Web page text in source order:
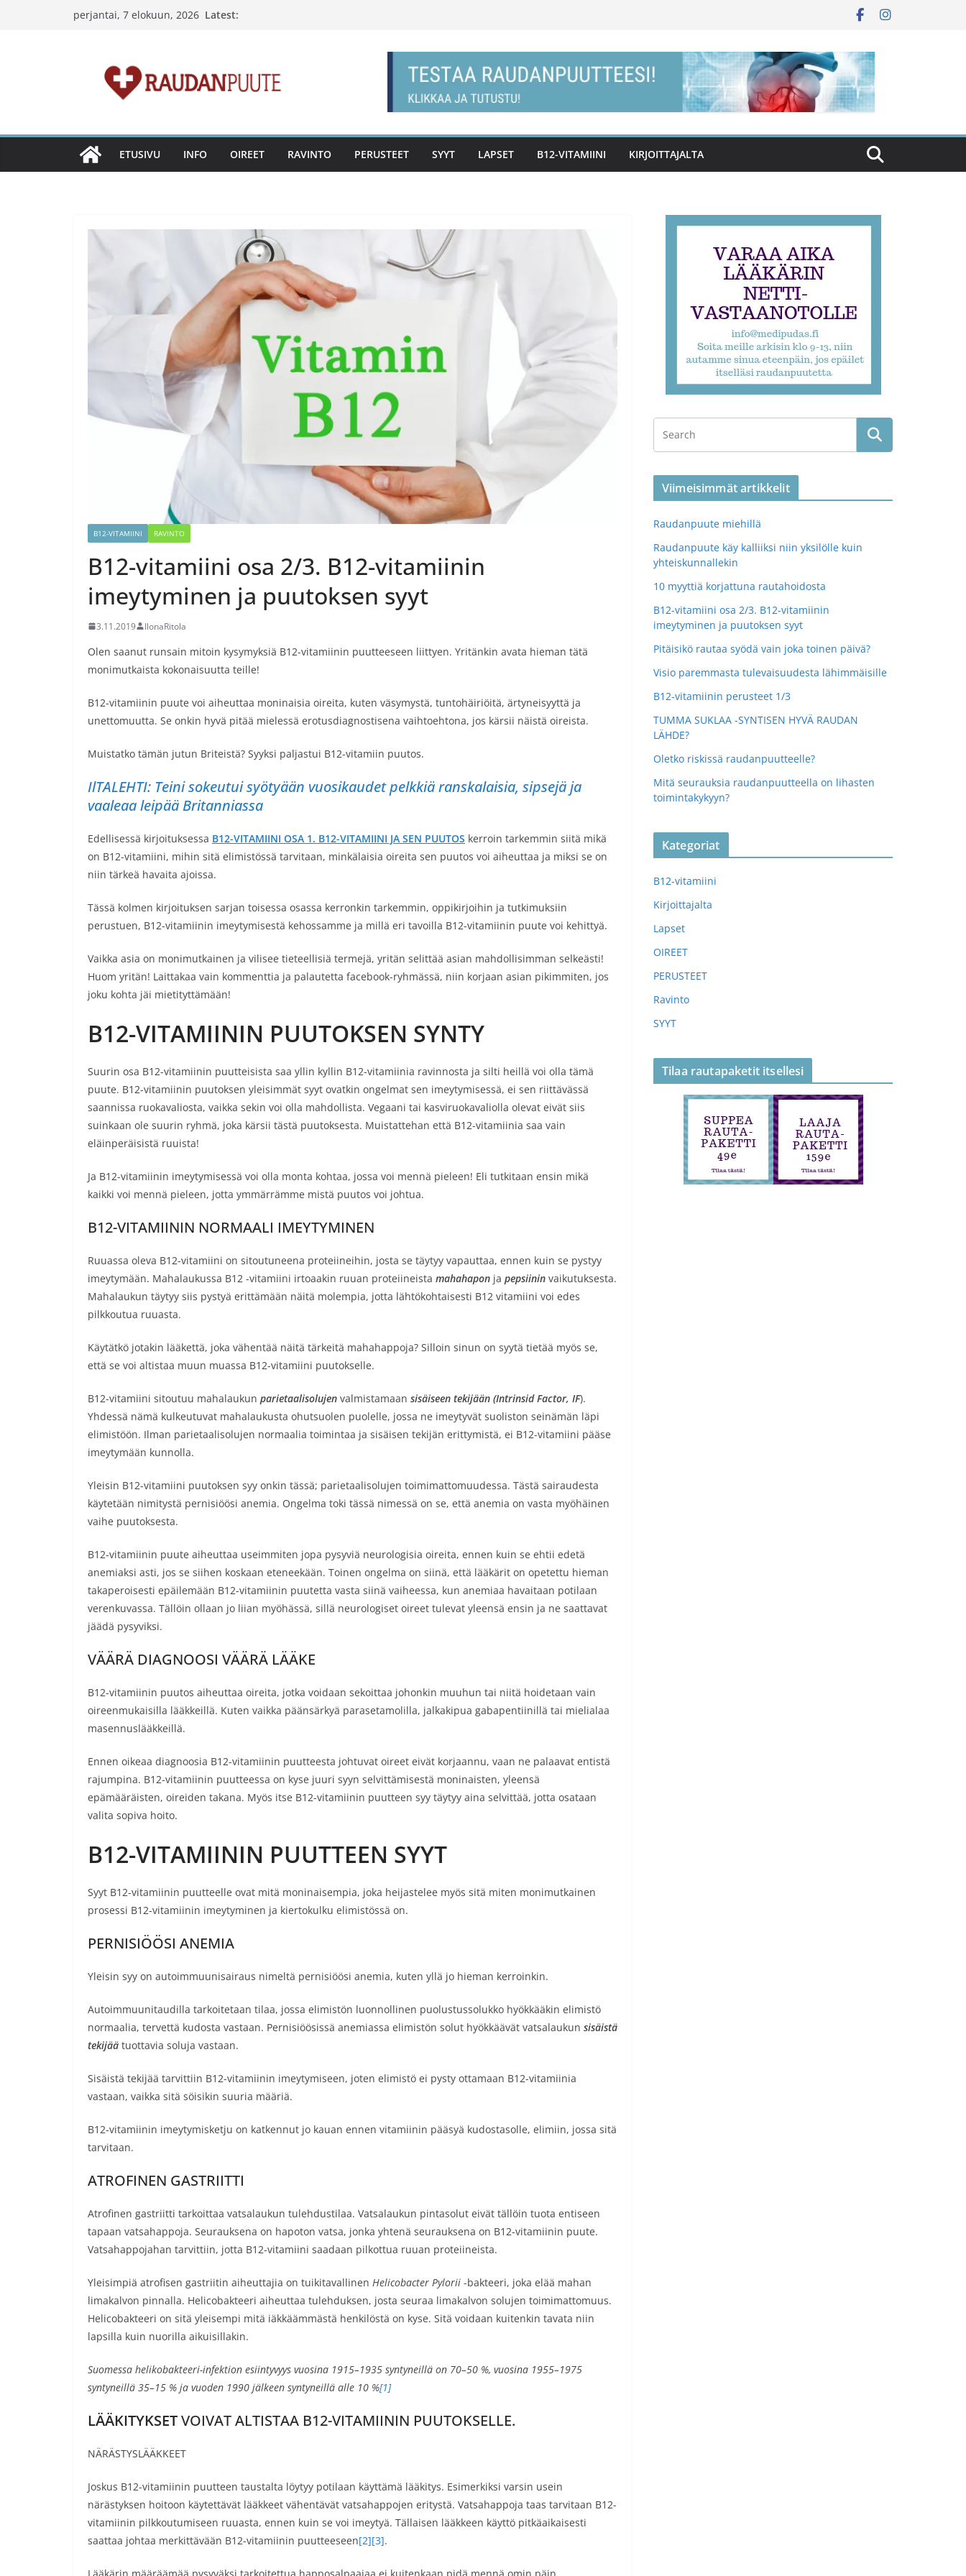
perjantai, 7 elokuun, 2026 Latest:
ETUSIVU INFO OIREET RAVINTO PERUSTEET SYYT LAPSET B12-VITAMIINI KIRJOITTAJALTA
B12-VITAMIINI RAVINTO
B12-vitamiini osa 2/3. B12-vitamiinin
imeytyminen ja puutoksen syyt
3.11.2019 IlonaRitola
Olen saanut runsain mitoin kysymyksiä B12-vitamiinin puutteeseen liittyen. Yritänkin avata hieman tätä
monimutkaista kokonaisuutta teille!
B12-vitamiinin puute voi aiheuttaa moninaisia oireita, kuten väsymystä, tuntohäiriöitä, ärtyneisyyttä ja
unettomuutta. Se onkin hyvä pitää mielessä erotusdiagnostisena vaihtoehtona, jos kärsii näistä oireista.
Muistatko tämän jutun Briteistä? Syyksi paljastui B12-vitamiin puutos.
IlTALEHTI: Teini sokeutui syötyään vuosikaudet pelkkiä ranskalaisia, sipsejä ja
vaaleaa leipää Britanniassa
Edellisessä kirjoituksessa B12-VITAMIINI OSA 1. B12-VITAMIINI JA SEN PUUTOS kerroin tarkemmin siitä mikä
on B12-vitamiini, mihin sitä elimistössä tarvitaan, minkälaisia oireita sen puutos voi aiheuttaa ja miksi se on
niin tärkeä havaita ajoissa.
Tässä kolmen kirjoituksen sarjan toisessa osassa kerronkin tarkemmin, oppikirjoihin ja tutkimuksiin
perustuen, B12-vitamiinin imeytymisestä kehossamme ja millä eri tavoilla B12-vitamiinin puute voi kehittyä.
Vaikka asia on monimutkainen ja vilisee tieteellisiä termejä, yritän selittää asian mahdollisimman selkeästi!
Huom yritän! Laittakaa vain kommenttia ja palautetta facebook-ryhmässä, niin korjaan asian pikimmiten, jos
joku kohta jäi mietityttämään!
B12-VITAMIININ PUUTOKSEN SYNTY
Suurin osa B12-vitamiinin puutteisista saa yllin kyllin B12-vitamiinia ravinnosta ja silti heillä voi olla tämä
puute. B12-vitamiinin puutoksen yleisimmät syyt ovatkin ongelmat sen imeytymisessä, ei sen riittävässä
saannissa ruokavaliosta, vaikka sekin voi olla mahdollista. Vegaani tai kasviruokavaliolla olevat eivät siis
suinkaan ole suurin ryhmä, joka kärsii tästä puutoksesta. Muistattehan että B12-vitamiinia saa vain
eläinperäisistä ruuista!
Ja B12-vitamiinin imeytymisessä voi olla monta kohtaa, jossa voi mennä pieleen! Eli tutkitaan ensin mikä
kaikki voi mennä pieleen, jotta ymmärrämme mistä puutos voi johtua.
B12-VITAMIININ NORMAALI IMEYTYMINEN
Ruuassa oleva B12-vitamiini on sitoutuneena proteiineihin, josta se täytyy vapauttaa, ennen kuin se pystyy
imeytymään. Mahalaukussa B12 -vitamiini irtoaakin ruuan proteiineista mahahapon ja pepsiinin vaikutuksesta.
Mahalaukun täytyy siis pystyä erittämään näitä molempia, jotta lähtökohtaisesti B12 vitamiini voi edes
pilkkoutua ruuasta.
Käytätkö jotakin lääkettä, joka vähentää näitä tärkeitä mahahappoja? Silloin sinun on syytä tietää myös se,
että se voi altistaa muun muassa B12-vitamiini puutokselle.
B12-vitamiini sitoutuu mahalaukun parietaalisolujen valmistamaan sisäiseen tekijään (Intrinsid Factor, IF).
Yhdessä nämä kulkeutuvat mahalaukusta ohutsuolen puolelle, jossa ne imeytyvät suoliston seinämän läpi
elimistöön. Ilman parietaalisolujen normaalia toimintaa ja sisäisen tekijän erittymistä, ei B12-vitamiini pääse
imeytymään kunnolla.
Yleisin B12-vitamiini puutoksen syy onkin tässä; parietaalisolujen toimimattomuudessa. Tästä sairaudesta
käytetään nimitystä pernisiöösi anemia. Ongelma toki tässä nimessä on se, että anemia on vasta myöhäinen
vaihe puutoksesta.
B12-vitamiinin puute aiheuttaa useimmiten jopa pysyviä neurologisia oireita, ennen kuin se ehtii edetä
anemiaksi asti, jos se siihen koskaan eteneekään. Toinen ongelma on siinä, että lääkärit on opetettu hieman
takaperoisesti epäilemään B12-vitamiinin puutetta vasta siinä vaiheessa, kun anemiaa havaitaan potilaan
verenkuvassa. Tällöin ollaan jo liian myöhässä, sillä neurologiset oireet tulevat yleensä ensin ja ne saattavat
jäädä pysyviksi.
VÄÄRÄ DIAGNOOSI VÄÄRÄ LÄÄKE
B12-vitamiinin puutos aiheuttaa oireita, jotka voidaan sekoittaa johonkin muuhun tai niitä hoidetaan vain
oireenmukaisilla lääkkeillä. Kuten vaikka päänsärkyä parasetamolilla, jalkakipua gabapentiinillä tai mielialaa
masennuslääkkeillä.
Ennen oikeaa diagnoosia B12-vitamiinin puutteesta johtuvat oireet eivät korjaannu, vaan ne palaavat entistä
rajumpina. B12-vitamiinin puutteessa on kyse juuri syyn selvittämisestä moninaisten, yleensä
epämääräisten, oireiden takana. Myös itse B12-vitamiinin puutteen syy täytyy aina selvittää, jotta osataan
valita sopiva hoito.
B12-VITAMIININ PUUTTEEN SYYT
Syyt B12-vitamiinin puutteelle ovat mitä moninaisempia, joka heijastelee myös sitä miten monimutkainen
prosessi B12-vitamiinin imeytyminen ja kiertokulku elimistössä on.
PERNISIÖÖSI ANEMIA
Yleisin syy on autoimmuunisairaus nimeltä pernisiöösi anemia, kuten yllä jo hieman kerroinkin.
Autoimmuunitaudilla tarkoitetaan tilaa, jossa elimistön luonnollinen puolustussolukko hyökkääkin elimistö
normaalia, tervettä kudosta vastaan. Pernisiöösissä anemiassa elimistön solut hyökkäävät vatsalaukun sisäistä
tekijää tuottavia soluja vastaan.
Sisäistä tekijää tarvittiin B12-vitamiinin imeytymiseen, joten elimistö ei pysty ottamaan B12-vitamiinia
vastaan, vaikka sitä söisikin suuria määriä.
B12-vitamiinin imeytymisketju on katkennut jo kauan ennen vitamiinin pääsyä kudostasolle, elimiin, jossa sitä
tarvitaan.
ATROFINEN GASTRIITTI
Atrofinen gastriitti tarkoittaa vatsalaukun tulehdustilaa. Vatsalaukun pintasolut eivät tällöin tuota entiseen
tapaan vatsahappoja. Seurauksena on hapoton vatsa, jonka yhtenä seurauksena on B12-vitamiinin puute.
Vatsahappojahan tarvittiin, jotta B12-vitamiini saadaan pilkottua ruuan proteiineista.
Yleisimpiä atrofisen gastriitin aiheuttajia on tuikitavallinen Helicobacter Pylorii -bakteeri, joka elää mahan
limakalvon pinnalla. Helicobakteeri aiheuttaa tulehduksen, josta seuraa limakalvon solujen toimimattomuus.
Helicobakteeri on sitä yleisempi mitä iäkkäämmästä henkilöstä on kyse. Sitä voidaan kuitenkin tavata niin
lapsilla kuin nuorilla aikuisillakin.
Suomessa helikobakteeri-infektion esiintyvyys vuosina 1915–1935 syntyneillä on 70–50 %, vuosina 1955–1975
syntyneillä 35–15 % ja vuoden 1990 jälkeen syntyneillä alle 10 %[1]
LÄÄKITYKSETVOIVAT ALTISTAA B12-VITAMIININ PUUTOKSELLE.
NÄRÄSTYSLÄÄKKEET
Joskus B12-vitamiinin puutteen taustalta löytyy potilaan käyttämä lääkitys. Esimerkiksi varsin usein
närästyksen hoitoon käytettävät lääkkeet vähentävät vatsahappojen eritystä. Vatsahappoja taas tarvitaan B12-
vitamiinin pilkkoutumiseen ruuasta, ennen kuin se voi imeytyä. Tällaisen lääkkeen käyttö pitkäaikaisesti
saattaa johtaa merkittävään B12-vitamiinin puutteeseen[2][3].
Lääkärin määräämää pysyväksi tarkoitettua happosalpaajaa ei kuitenkaan pidä mennä omin päin
Viimeisimmät artikkelit
Raudanpuute miehillä
Raudanpuute käy kalliiksi niin yksilölle kuin
yhteiskunnallekin
10 myyttiä korjattuna rautahoidosta
B12-vitamiini osa 2/3. B12-vitamiinin
imeytyminen ja puutoksen syyt
Pitäisikö rautaa syödä vain joka toinen päivä?
Visio paremmasta tulevaisuudesta lähimmäisille
B12-vitamiinin perusteet 1/3
TUMMA SUKLAA -SYNTISEN HYVÄ RAUDAN
LÄHDE?
Oletko riskissä raudanpuutteelle?
Mitä seurauksia raudanpuutteella on lihasten
toimintakykyyn?
Kategoriat
B12-vitamiini
Kirjoittajalta
Lapset
OIREET
PERUSTEET
Ravinto
SYYT
Tilaa rautapaketit itsellesi